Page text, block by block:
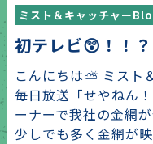
ミスト＆キャッチャー
初テレビ😲！！？
こんにちは⛅ ミスト
毎日放送「せやねん
ーナーで我社の金網
少しでも多く金網が